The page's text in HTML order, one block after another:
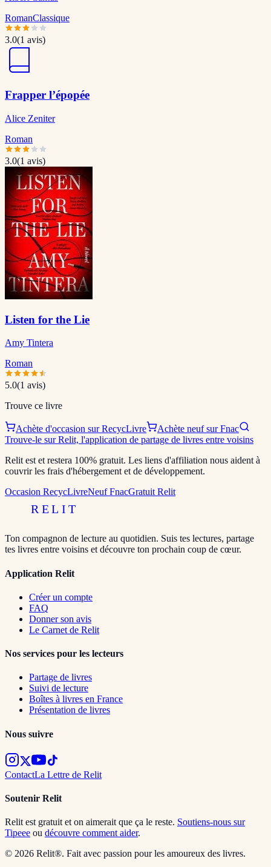
RomanClassique
3.0(1 avis)
Frapper l’épopée
Alice Zeniter
Roman
3.0(1 avis)
Listen for the Lie
Amy Tintera
Roman
5.0(1 avis)
Trouve ce livre
Achète d'occasion sur RecycLivre
Achète neuf sur Fnac
Trouve-le sur Relit, l'application de partage de livres entre voisins
Relit est et restera 100% gratuit. Les liens d'affiliation nous aident à
couvrir les frais d'hébergement et de développement.
Occasion RecycLivreNeuf FnacGratuit Relit
RELIT
Ton compagnon de lecture au quotidien. Suis tes lectures, partage
tes livres entre voisins et découvre ton prochain coup de cœur.
Application Relit
Créer un compte
FAQ
Donner son avis
Le Carnet de Relit
Nos services pour les lecteurs
Partage de livres
Suivi de lecture
Boîtes à livres en France
Présentation de livres
Nous suivre
ContactLa Lettre de Relit
Soutenir Relit
Relit est gratuit et on aimerait que ça le reste. Soutiens-nous sur
Tipeee ou découvre comment aider.
© 2026 Relit®. Fait avec passion pour les amoureux des livres.